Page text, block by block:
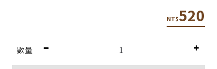
NT$520
數量